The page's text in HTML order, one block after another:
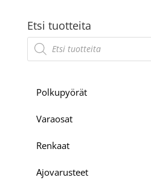
Etsi tuotteita
Products
search
Polkupyörät
Varaosat
Renkaat
Ajovarusteet